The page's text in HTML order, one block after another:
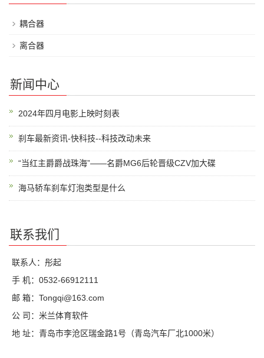
耦合器
离合器
新闻中心
2024年四月电影上映时刻表
刹车最新资讯-快科技--科技改动未来
“当红主爵爵战珠海”——名爵MG6后轮晋级CZV加大碟
海马轿车刹车灯泡类型是什么
联系我们
联系人：彤起
手 机：0532-66912111
邮 箱：Tongqi@163.com
公 司：米兰体育软件
地 址：青岛市李沧区瑞金路1号（青岛汽车厂北1000米）